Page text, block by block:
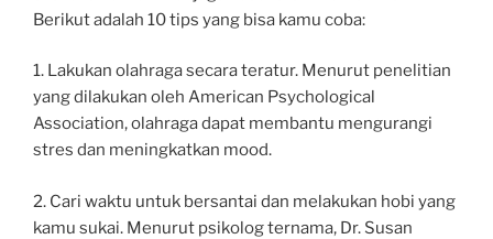
Berikut adalah 10 tips yang bisa kamu coba:
1. Lakukan olahraga secara teratur. Menurut penelitian
yang dilakukan oleh American Psychological
Association, olahraga dapat membantu mengurangi
stres dan meningkatkan mood.
2. Cari waktu untuk bersantai dan melakukan hobi yang
kamu sukai. Menurut psikolog ternama, Dr. Susan